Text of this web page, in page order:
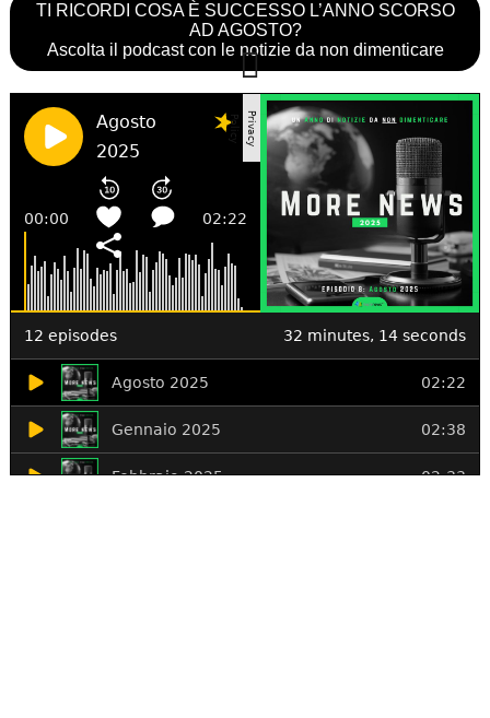
TI RICORDI COSA È SUCCESSO L’ANNO SCORSO
AD AGOSTO?
Ascolta il podcast con le notizie da non dimenticare